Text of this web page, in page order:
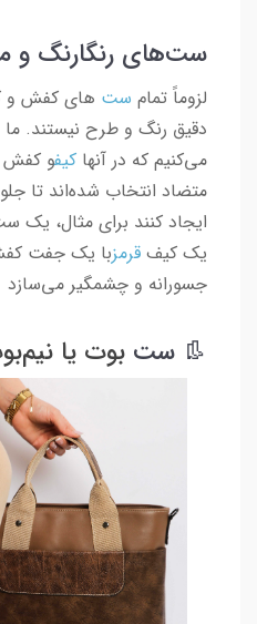
ست‌های رنگارنگ و
لزوماً تمام ست‌ های کفش و
دقیق رنگ و طرح نیستند.
می‌کنیم که در آنها کیفو کفش
متضاد انتخاب شده‌اند تا
ایجاد کنند برای مثال،
یک کیف قرمزبا یک جفت
جسورانه و چشمگیر می‌سازد
👢 ست بوت یا